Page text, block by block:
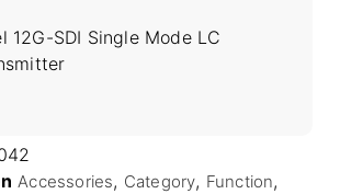
12G-SDI Single Mode LC
Accessories, Category, Function,